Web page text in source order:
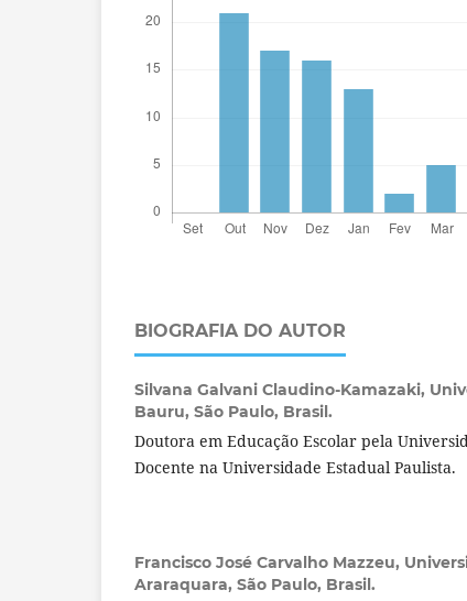
BIOGRAFIA DO AUTOR
Silvana Galvani Claudino-Kamazaki,
Bauru, São Paulo, Brasil.
Doutora em Educação Escolar pela
Docente na Universidade Estadual Paulista.
Francisco José Carvalho Mazzeu,
Araraquara, São Paulo, Brasil.